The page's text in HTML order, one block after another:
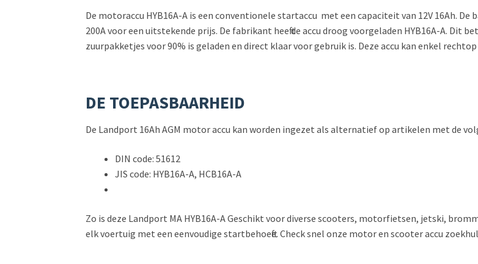
De motoraccu HYB16A-A is een conventionele startaccu met een capaciteit van 12V 16Ah.
200A voor een uitstekende prijs. De fabrikant heeft de accu droog voorgeladen HYB16A-A. Dit
zuurpakketjes voor 90% is geladen en direct klaar voor gebruik is. Deze accu kan enkel
DE TOEPASBAARHEID
De Landport 16Ah AGM motor accu kan worden ingezet als alternatief op artikelen met de
DIN code: 51612
JIS code: HYB16A-A, HCB16A-A
Zo is deze Landport MA HYB16A-A Geschikt voor diverse scooters, motorfietsen, jetski,
elk voertuig met een eenvoudige startbehoefte. Check snel onze motor en scooter accu